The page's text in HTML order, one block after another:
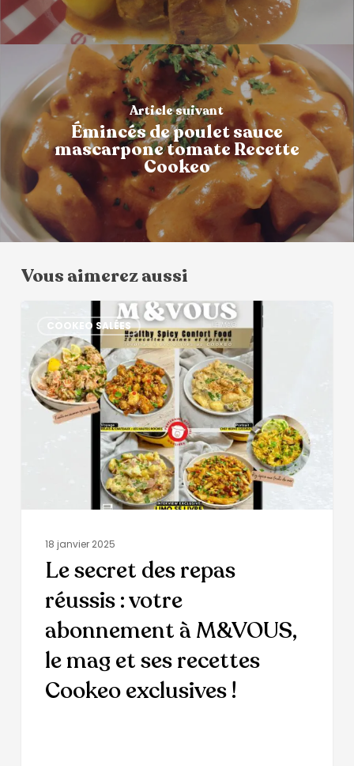
Article suivant
Émincés de poulet sauce
mascarpone tomate Recette
Cookeo
Vous aimerez aussi
COOKEO SALÉES
18 janvier 2025
Le secret des repas
réussis : votre
abonnement à M&VOUS,
le mag et ses recettes
Cookeo exclusives !